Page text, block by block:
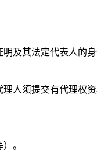
及其法定代表人的身
人须提交有代理权资
。